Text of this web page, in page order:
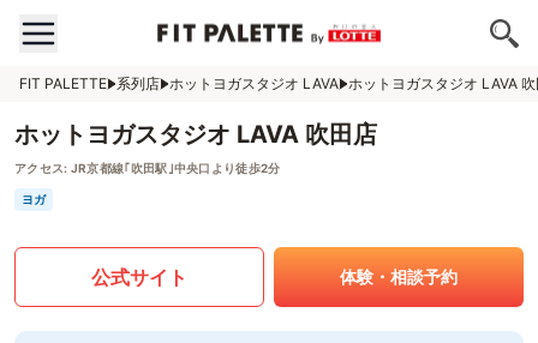
FIT PALETTE 系列店 ホットヨガスタジオ LAVA ホットヨガスタジオ LAVA
ホットヨガスタジオ LAVA 吹田店
アクセス: JR京都線｢吹田駅｣中央口より徒歩2分
ヨガ
公式サイト 体験・相談予約